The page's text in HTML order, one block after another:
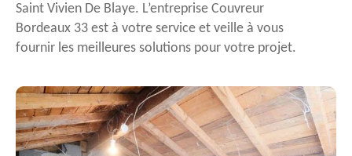
Saint Vivien De Blaye. L’entreprise Couvreur
Bordeaux 33 est à votre service et veille à vous
fournir les meilleures solutions pour votre projet.